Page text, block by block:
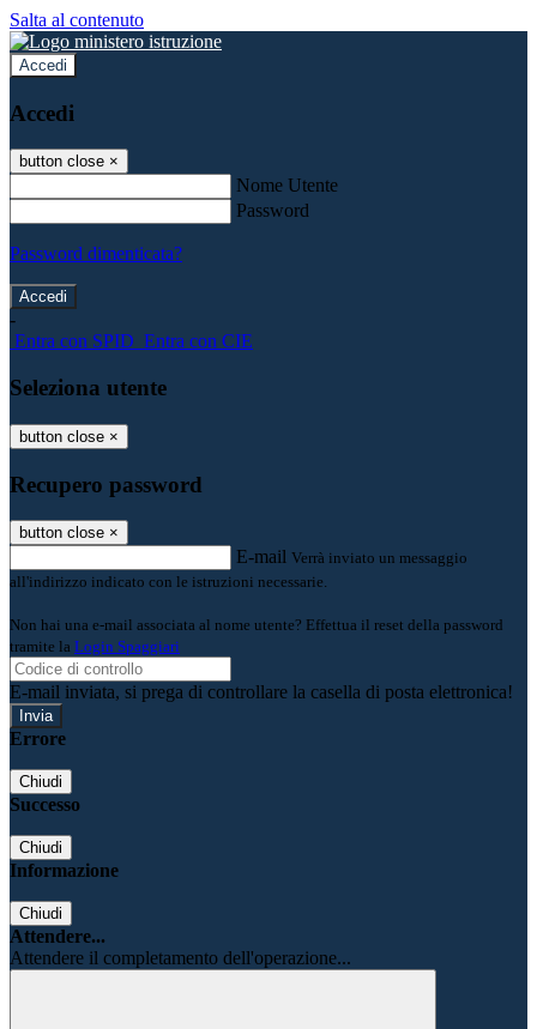
Salta al contenuto
Accedi
Accedi
button close ×
Nome Utente
Password
Password dimenticata?
-
Entra con SPID Entra con CIE
Seleziona utente
button close ×
Recupero password
button close ×
E-mail Verrà inviato un messaggio
all'indirizzo indicato con le istruzioni necessarie.
Non hai una e-mail associata al nome utente? Effettua il reset della password
tramite la Login Spaggiari
E-mail inviata, si prega di controllare la casella di posta elettronica!
Errore
Chiudi
Successo
Chiudi
Informazione
Chiudi
Attendere...
Attendere il completamento dell'operazione...